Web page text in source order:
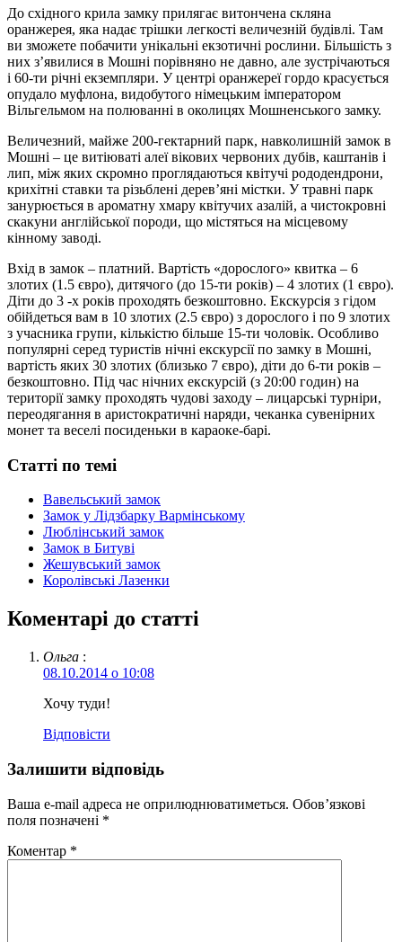
До східного крила замку прилягає витончена скляна
оранжерея, яка надає трішки легкості величезній будівлі. Там
ви зможете побачити унікальні екзотичні рослини. Більшість з
них з’явилися в Мошні порівняно не давно, але зустрічаються
і 60-ти річні екземпляри. У центрі оранжереї гордо красується
опудало муфлона, видобутого німецьким імператором
Вільгельмом на полюванні в околицях Мошненського замку.
Величезний, майже 200-гектарний парк, навколишній замок в
Мошні – це витіюваті алеї вікових червоних дубів, каштанів і
лип, між яких скромно проглядаються квітучі рододендрони,
крихітні ставки та різьблені дерев’яні містки. У травні парк
занурюється в ароматну хмару квітучих азалій, а чистокровні
скакуни англійської породи, що містяться на місцевому
кінному заводі.
Вхід в замок – платний. Вартість «дорослого» квитка – 6
злотих (1.5 євро), дитячого (до 15-ти років) – 4 злотих (1 євро).
Діти до 3 -х років проходять безкоштовно. Екскурсія з гідом
обійдеться вам в 10 злотих (2.5 євро) з дорослого і по 9 злотих
з учасника групи, кількістю більше 15-ти чоловік. Особливо
популярні серед туристів нічні екскурсії по замку в Мошні,
вартість яких 30 злотих (близько 7 євро), діти до 6-ти років –
безкоштовно. Під час нічних екскурсій (з 20:00 годин) на
території замку проходять чудові заходу – лицарські турніри,
переодягання в аристократичні наряди, чеканка сувенірних
монет та веселі посиденьки в караоке-барі.
Статті по темі
Вавельський замок
Замок у Лідзбарку Вармінському
Люблінський замок
Замок в Битуві
Жешувський замок
Королівські Лазенки
Коментарі до статті
Ольга :
08.10.2014 о 10:08
Хочу туди!
Відповіcти
Залишити відповідь
Ваша e-mail адреса не оприлюднюватиметься. Обов’язкові
поля позначені *
Коментар *